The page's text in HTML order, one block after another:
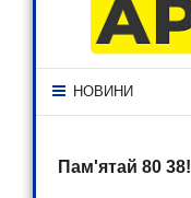
НОВИНИ
Пам'ятай 80 38!